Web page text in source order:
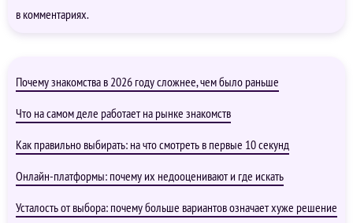
в комментариях.
Почему знакомства в 2026 году сложнее, чем было раньше
Что на самом деле работает на рынке знакомств
Как правильно выбирать: на что смотреть в первые 10 секунд
Онлайн-платформы: почему их недооценивают и где искать
Усталость от выбора: почему больше вариантов означает хуже решение